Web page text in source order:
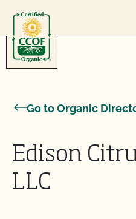
Go to Organic
Edison
LLC